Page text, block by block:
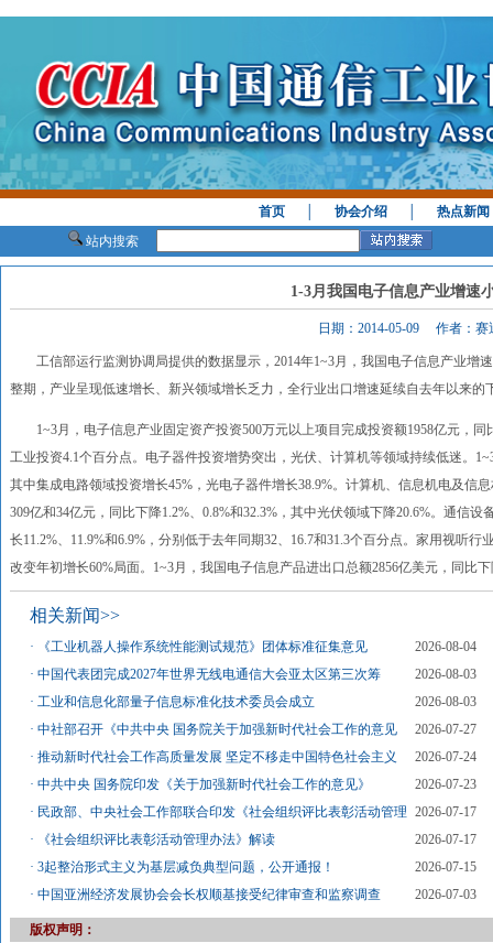
首页 │协会介绍 │热点新闻
站内搜索
1-3月我国电子信息产业增速
日期：2014-05-09 作者：赛
工信部运行监测协调局提供的数据显示，2014年1~3月，我国电子信息产业增
整期，产业呈现低速增长、新兴领域增长乏力，全行业出口增速延续自去年以来的
1~3月，电子信息产业固定资产投资500万元以上项目完成投资额1958亿元，同
工业投资4.1个百分点。电子器件投资增势突出，光伏、计算机等领域持续低迷。
其中集成电路领域投资增长45%，光电子器件增长38.9%。计算机、信息机电及信
309亿和34亿元，同比下降1.2%、0.8%和32.3%，其中光伏领域下降20.6%。通信
长11.2%、11.9%和6.9%，分别低于去年同期32、16.7和31.3个百分点。家用视听
改变年初增长60%局面。1~3月，我国电子信息产品进出口总额2856亿美元，同比下
相关新闻>>
· 《工业机器人操作系统性能测试规范》团体标准征集意见
2026-08-04
·中国代表团完成2027年世界无线电通信大会亚太区第三次筹
2026-08-03
·工业和信息化部量子信息标准化技术委员会成立
2026-08-03
·中社部召开《中共中央 国务院关于加强新时代社会工作的意见
2026-07-27
·推动新时代社会工作高质量发展 坚定不移走中国特色社会主义
2026-07-24
·中共中央 国务院印发《关于加强新时代社会工作的意见》
2026-07-23
· 民政部、中央社会工作部联合印发《社会组织评比表彰活动管理
2026-07-17
·
《社会组织评比表彰活动管理办法》解读
2026-07-17
·3起整治形式主义为基层减负典型问题，公开通报！
2026-07-15
·中国亚洲经济发展协会会长权顺基接受纪律审查和监察调查 2026-07-03
版权声明：